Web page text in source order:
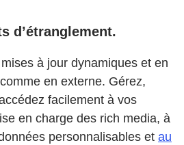
d’étranglement.
à jour dynamiques et en
en externe. Gérez,
facilement à vos
en charge des rich media, à
personnalisables et au